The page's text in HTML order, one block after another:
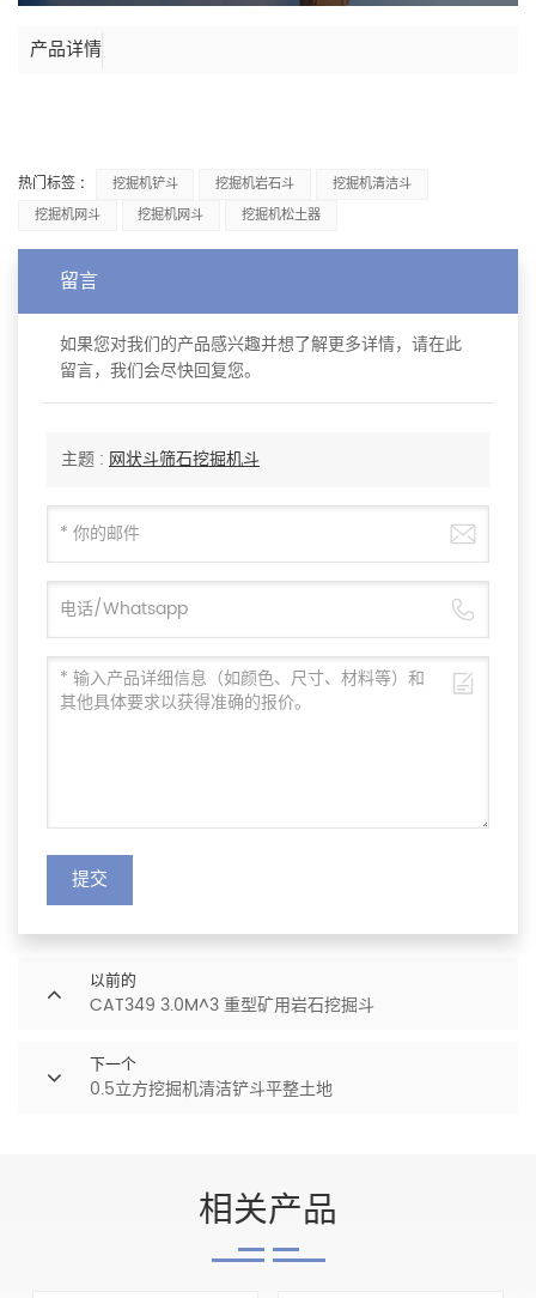
产品详情
热门标签 : 挖掘机铲斗 挖掘机岩石斗
挖掘机清洁斗
挖掘机网斗
挖掘机网斗 挖掘机松土器
留言
如果您对我们的产品感兴趣并想了解更多详情，请在此
留言，我们会尽快回复您。
主题 : 网状斗筛石挖掘机斗
提交
以前的
CAT349 3.0M^3 重型矿用岩石挖掘斗
下一个
0.5立方挖掘机清洁铲斗平整土地
相关产品